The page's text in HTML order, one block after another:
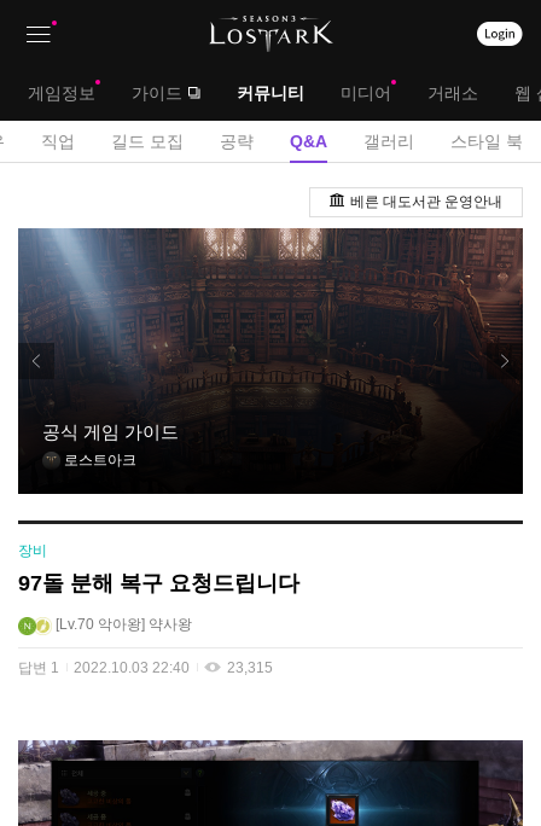
대
게임정보 가이드 커뮤니티 미디어 거래소 웹
메
뉴
직업 길드 모집 공략 Q&A 갤러리 스타일 북
&
시
판
베른 대도서관 운영안내
공식 게임 가이드
로스트아크
장비
97돌 분해 복구 요청드립니다
Lv.70 악아왕 약사왕
답변 1 2022.10.03 22:40 23,315